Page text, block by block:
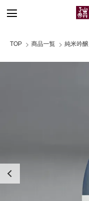
TOP 商品一覧 純米吟醸